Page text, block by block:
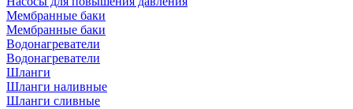
Мембранные баки
Мембранные баки
Водонагреватели
Водонагреватели
Шланги
Шланги наливные
Шланги сливные